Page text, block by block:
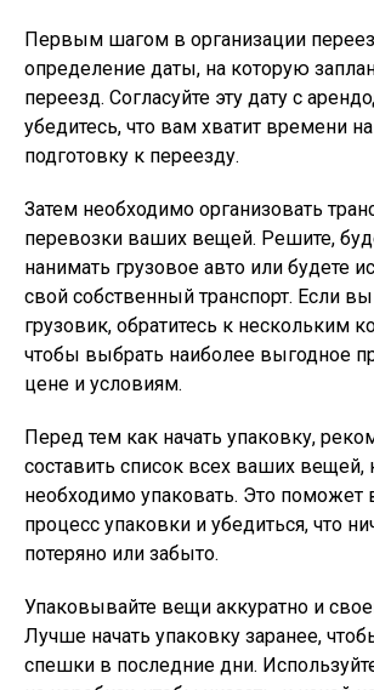
Первым шагом в организации
определение даты, на которую
переезд. Согласуйте эту дату с
убедитесь, что вам хватит времени
подготовку к переезду.
Затем необходимо организовать
перевозки ваших вещей. Решите,
нанимать грузовое авто или будете
свой собственный транспорт. Если
грузовик, обратитесь к нескольким
чтобы выбрать наиболее выгодное
цене и условиям.
Перед тем как начать упаковку,
составить список всех ваших вещей,
необходимо упаковать. Это поможет
процесс упаковки и убедиться, что
потеряно или забыто.
Упаковывайте вещи аккуратно и
Лучше начать упаковку заранее,
спешки в последние дни.